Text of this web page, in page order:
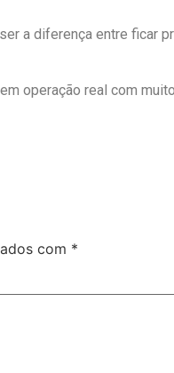
a diferença entre ficar
operação real com
com *